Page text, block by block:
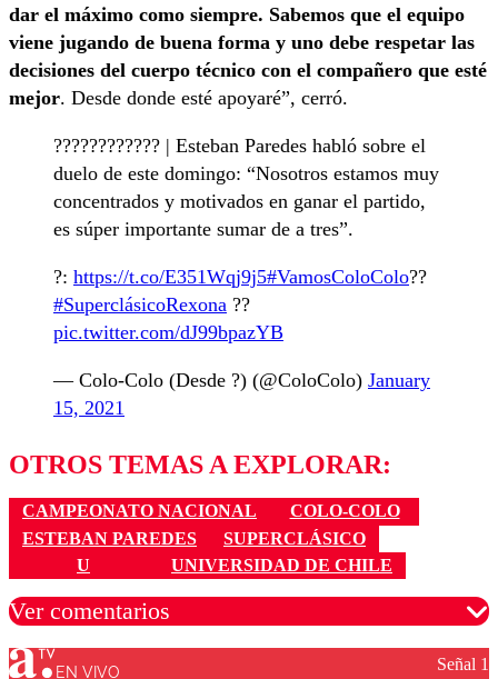
dar el máximo como siempre. Sabemos que el equipo
viene jugando de buena forma y uno debe respetar las
decisiones del cuerpo técnico con el compañero que esté
mejor. Desde donde esté apoyaré”, cerró.
?️??????????? | Esteban Paredes habló sobre el
duelo de este domingo: “Nosotros estamos muy
concentrados y motivados en ganar el partido,
es súper importante sumar de a tres”.
?: https://t.co/E351Wqj9j5#VamosColoColo??
#SuperclásicoRexona ??
pic.twitter.com/dJ99bpazYB
— Colo-Colo (Desde ?) (@ColoColo) January
15, 2021
OTROS TEMAS A EXPLORAR:
CAMPEONATO NACIONAL
COLO-COLO
ESTEBAN PAREDES
SUPERCLÁSICO
U
UNIVERSIDAD DE CHILE
Ver comentarios
EN VIVO Señal 1